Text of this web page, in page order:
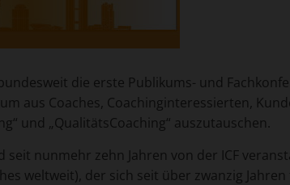
die erste Publikums- und
aus Coaches, Coachinginteressierten,
und „QualitätsCoaching“ auszutauschen.
seit nunmehr zehn Jahren von der ICF
weltweit), der sich seit über zwanzig